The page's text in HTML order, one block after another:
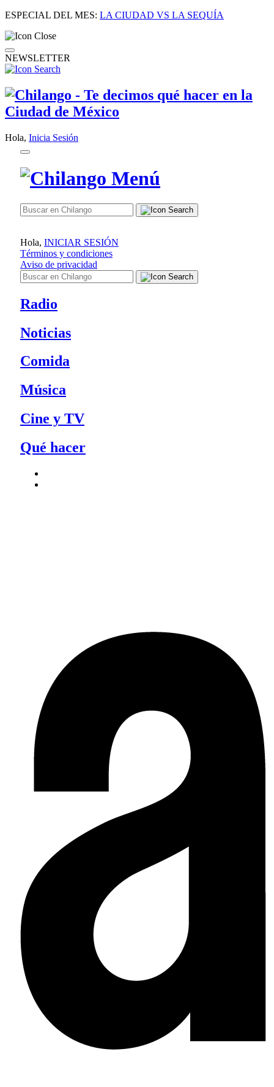
ESPECIAL DEL MES: LA CIUDAD VS LA SEQUÍA
NEWSLETTER
Hola, Inicia Sesión
Hola, INICIAR SESIÓN
Términos y condiciones
Aviso de privacidad
Radio
Noticias
Comida
Música
Cine y TV
Qué hacer